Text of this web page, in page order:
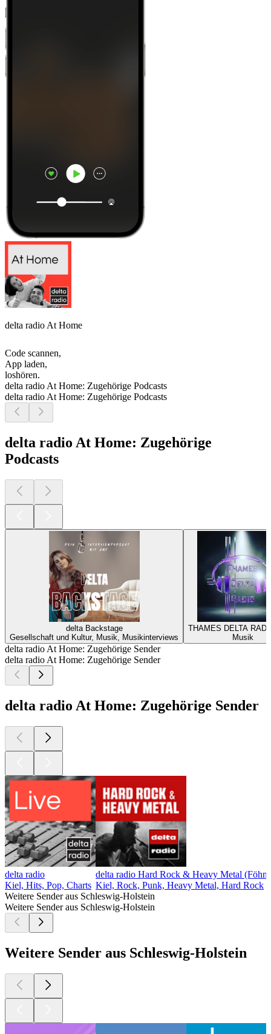
delta radio At Home
Code scannen,
App laden,
loshören.
delta radio At Home: Zugehörige Podcasts
delta radio At Home: Zugehörige Podcasts
delta radio At Home: Zugehörige
Podcasts
delta Backstage
Gesellschaft und Kultur, Musik, Musikinterviews
THAMES DELTA
Musik
delta radio At Home: Zugehörige Sender
delta radio At Home: Zugehörige Sender
delta radio At Home: Zugehörige Sender
delta radio
Kiel, Hits, Pop, Charts
delta radio Hard Rock & Heavy Metal
Kiel, Rock, Punk, Heavy Metal, Hard Rock
Weitere Sender aus Schleswig-Holstein
Weitere Sender aus Schleswig-Holstein
Weitere Sender aus Schleswig-Holstein